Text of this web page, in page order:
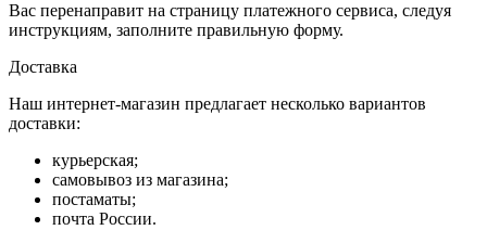
Вас перенаправит на страницу платежного сервиса, следуя
инструкциям, заполните правильную форму.
Доставка
Наш интернет-магазин предлагает несколько вариантов
доставки:
курьерская;
самовывоз из магазина;
постаматы;
почта России.